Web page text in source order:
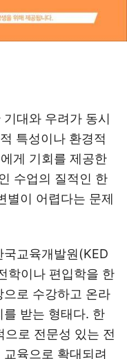
대와 우려가 동시
특성이나 환경적
게 기회를 제공한
수업의 질적인 한
별이 어렵다는 문제
교육개발원(KED
학이나 편입학을 한
로 수강하고 온라
받는 형태다. 한
으로 전문성 있는 전
교육으로 확대되려